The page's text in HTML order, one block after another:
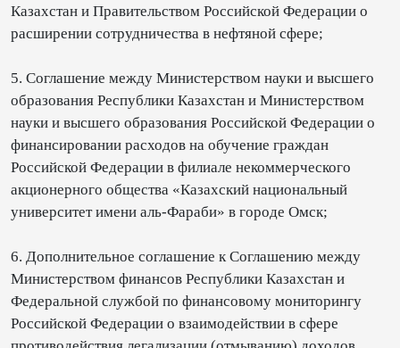
Казахстан и Правительством Российской Федерации о
расширении сотрудничества в нефтяной сфере;
5. Соглашение между Министерством науки и высшего
образования Республики Казахстан и Министерством
науки и высшего образования Российской Федерации о
финансировании расходов на обучение граждан
Российской Федерации в филиале некоммерческого
акционерного общества «Казахский национальный
университет имени аль-Фараби» в городе Омск;
6. Дополнительное соглашение к Соглашению между
Министерством финансов Республики Казахстан и
Федеральной службой по финансовому мониторингу
Российской Федерации о взаимодействии в сфере